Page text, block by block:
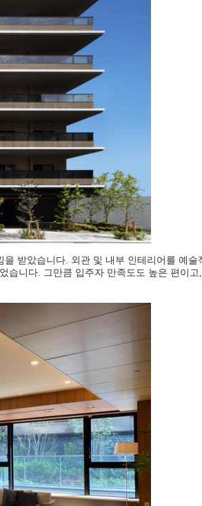
받았습니다. 외관 및 내부 인테리어를 예술
습니다. 그만큼 입주자 만족도도 높은 편이